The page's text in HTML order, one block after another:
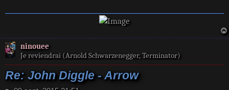
ninouee
Je reviendrai (Arnold Schwarzenegger, Terminator)
Re: John Diggle - Arrow